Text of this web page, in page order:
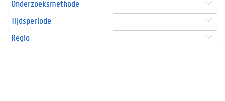
Onderzoeksmethode
Tijdsperiode
Regio